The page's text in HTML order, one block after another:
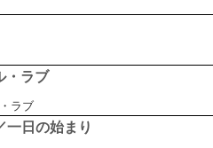
・ラブ
ラブ
一日の始まり